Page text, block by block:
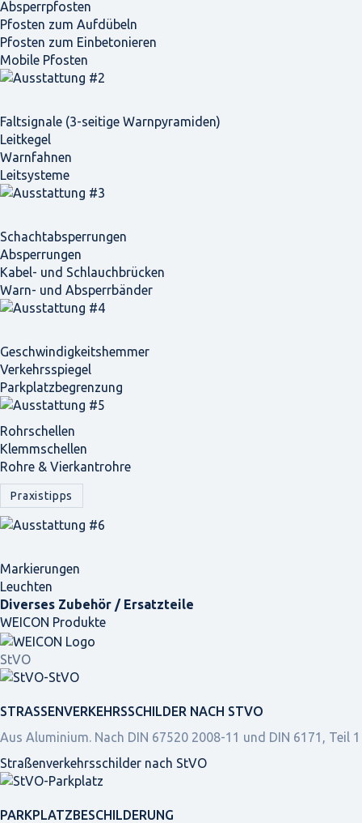
Absperrpfosten
Pfosten zum Aufdübeln
Pfosten zum Einbetonieren
Mobile Pfosten
Faltsignale (3-seitige Warnpyramiden)
Leitkegel
Warnfahnen
Leitsysteme
Schacht­absperrungen
Absperrungen
Kabel- und Schlauchbrücken
Warn- und Absperrbänder
Geschwindigkeits­hemmer
Verkehrsspiegel
Parkplatz­begrenzung
Rohrschellen
Klemmschellen
Rohre & Vierkantrohre
Praxistipps
Markierungen
Leuchten
Diverses Zubehör / Ersatzteile
WEICON Produkte
StVO
STRASSEN­VERKEHRS­SCHILDER NACH STVO
Aus Aluminium. Nach DIN 67520 2008-11 und DIN 6171, Teil 1
Straßen­verkehrs­schilder nach StVO
PARKPLATZ­BESCHILDERUNG